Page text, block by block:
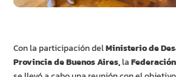
Con la participación delMinisterio de
Provincia de Buenos Aires,la